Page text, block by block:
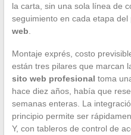
la carta, sin una sola línea de
seguimiento en cada etapa del
web
Montaje exprés, costo
están tres pilares que marcan
sito web profesional toma
hace diez años, había que
semanas enteras. La
principio permite ser
Y, con tableros de control de